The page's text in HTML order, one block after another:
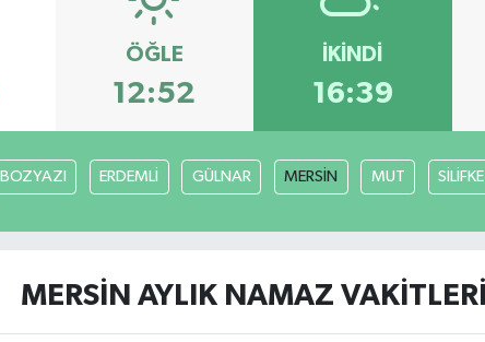
ÖĞLE
12:52
İKINDI
16:39
BOZYAZI ERDEMLİ GÜLNAR MERSİN MUT SİLİFKE
MERSİN AYLIK NAMAZ VAKITLERI